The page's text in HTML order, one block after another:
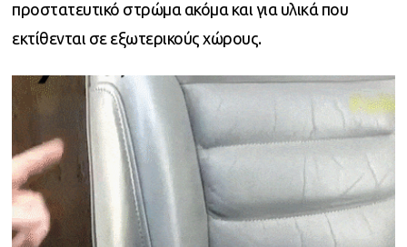
προστατευτικό στρώμα ακόμα και για υλικά που
εκτίθενται σε εξωτερικούς χώρους.